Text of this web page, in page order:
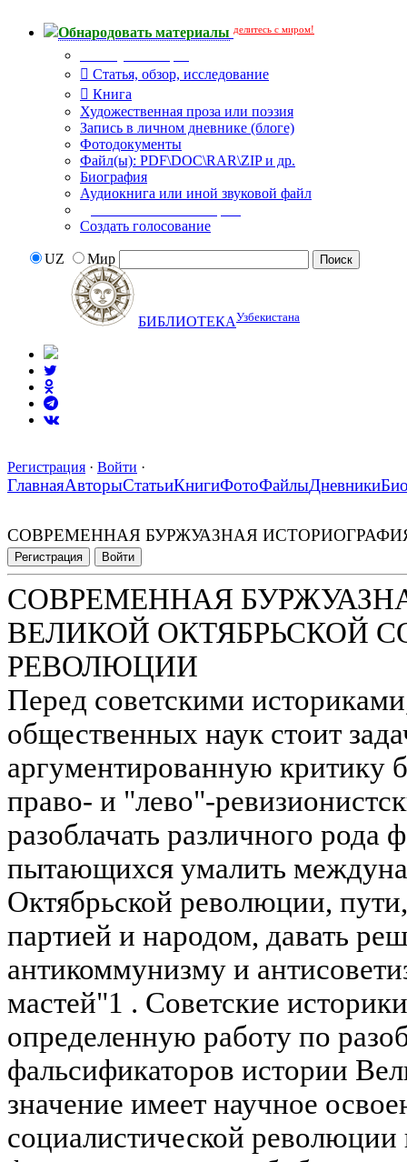
Обнародовать материалы делитесь с миром!
Статья, обзор, исследование
Книга
Художественная проза или поэзия
Запись в личном дневнике (блоге)
Фотодокументы
Файл(ы): PDF\DOC\RAR\ZIP и др.
Биография
Аудиокнига или иной звуковой файл
Создать голосование
UZ Мир
БИБЛИОТЕКАУзбекистана
Регистрация · Войти ·
ГлавнаяАвторыСтатьиКнигиФотоФайлыДневники
СОВРЕМЕННАЯ БУРЖУАЗНАЯ
Регистрация Войти
СОВРЕМЕННАЯ
ВЕЛИКОЙ ОКТЯБРЬСКОЙ
РЕВОЛЮЦИИ
Перед советскими
общественных наук стоит
аргументированную критику
право- и "лево"-
разоблачать различного рода
пытающихся умалить
Октябрьской революции,
партией и народом, давать
антикоммунизму и
мастей"1 . Советские
определенную работу по
фальсификаторов истории
значение имеет научное
социалистической революции